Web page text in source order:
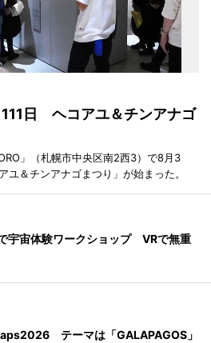
日 ヘコアユ＆チンアナゴ
」（札幌市中央区南2西3）で8月3
ユ＆チンアナゴまつり」が始まった。
宇宙体験ワークショップ VRで無重
テーマは「GALAPAGOS」